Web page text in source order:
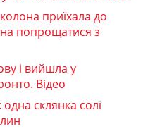
приїхала до
попрощатися з
і вийшла у
Відео
склянка солі